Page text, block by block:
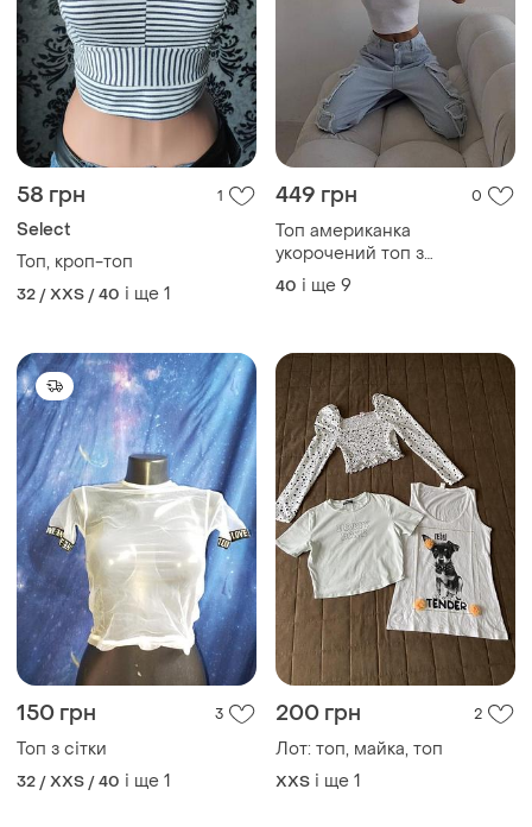
58 грн 1
Select
Топ, кроп-топ
32 / XXS / 40
Топ американка
укорочений топ з
натуральної тканини
бавовняний топ
40 і ще 9
150 грн 3
Топ з сітки
32 / XXS / 40 і ще 1
200 грн 2
Лот: топ, майка, топ
XХS і ще 1
ТОП оголошень